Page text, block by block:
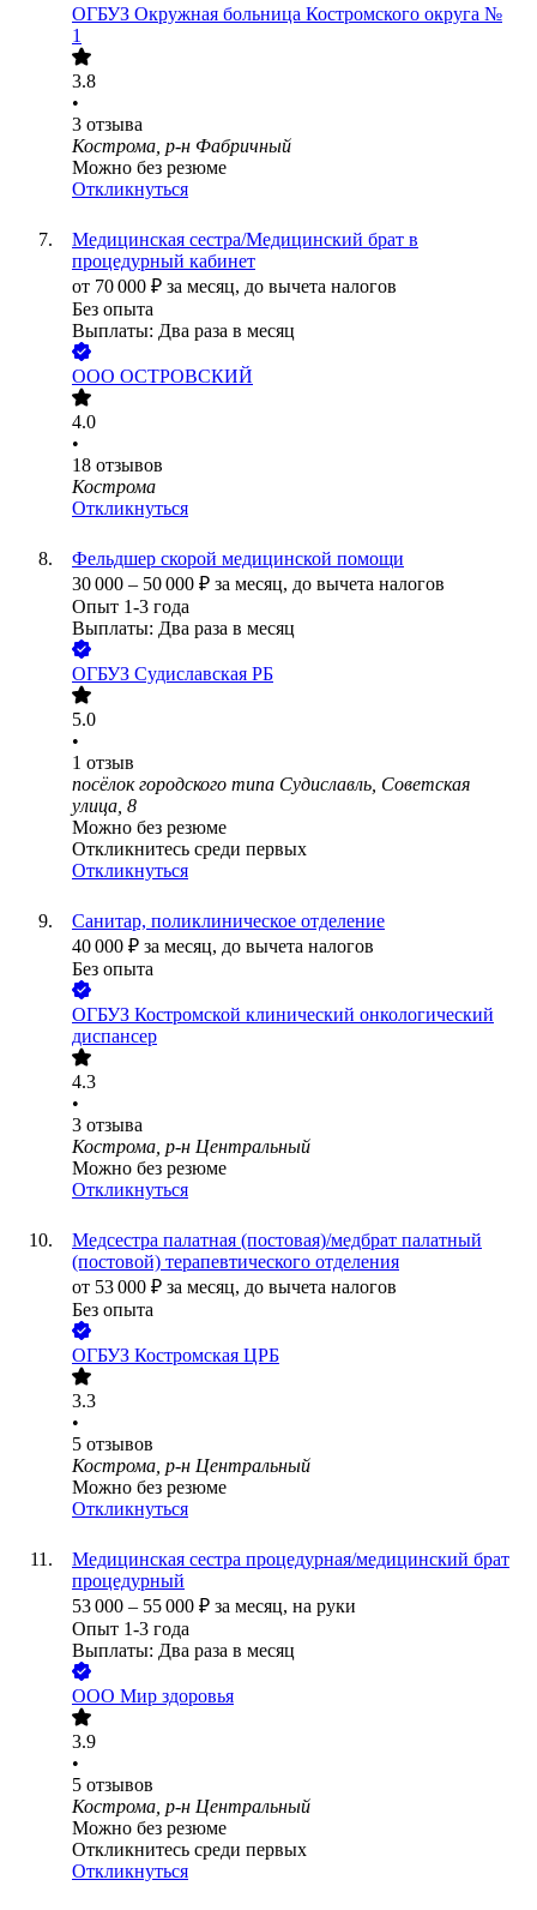
ОГБУЗ Окружная больница Костромского округа №
1
3.8
•
3 отзыва
Кострома, р-н Фабричный
Можно без резюме
Откликнуться
Медицинская сестра/Медицинский брат в
процедурный кабинет
от 70 000 ₽ за месяц, до вычета налогов
Без опыта
Выплаты: Два раза в месяц
ООО ОСТРОВСКИЙ
4.0
•
18 отзывов
Кострома
Откликнуться
Фельдшер скорой медицинской помощи
30 000 – 50 000 ₽ за месяц, до вычета налогов
Опыт 1-3 года
Выплаты: Два раза в месяц
ОГБУЗ Судиславская РБ
5.0
•
1 отзыв
посёлок городского типа Судиславль, Советская
улица, 8
Можно без резюме
Откликнитесь среди первых
Откликнуться
Санитар, поликлиническое отделение
40 000 ₽ за месяц, до вычета налогов
Без опыта
ОГБУЗ Костромской клинический онкологический
диспансер
4.3
•
3 отзыва
Кострома, р-н Центральный
Можно без резюме
Откликнуться
Медсестра палатная (постовая)/медбрат палатный
(постовой) терапевтического отделения
от 53 000 ₽ за месяц, до вычета налогов
Без опыта
ОГБУЗ Костромская ЦРБ
3.3
•
5 отзывов
Кострома, р-н Центральный
Можно без резюме
Откликнуться
Медицинская сестра процедурная/медицинский брат
процедурный
53 000 – 55 000 ₽ за месяц, на руки
Опыт 1-3 года
Выплаты: Два раза в месяц
ООО Мир здоровья
3.9
•
5 отзывов
Кострома, р-н Центральный
Можно без резюме
Откликнитесь среди первых
Откликнуться